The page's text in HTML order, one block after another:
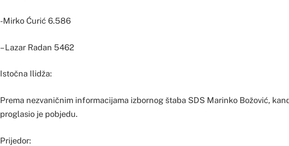
-Mirko Ćurić 6.586
– Lazar Radan 5462
Istočna Ilidža:
Prema nezvaničnim informacijama izbornog štaba SDS Marinko Božović,
proglasio je pobjedu.
Prijedor: